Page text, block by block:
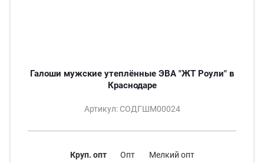
Галоши мужские утеплённые ЭВА "ЖТ Роули" в
Краснодаре
Артикул: СОДГШМ00024
Круп. опт Опт Мелкий опт